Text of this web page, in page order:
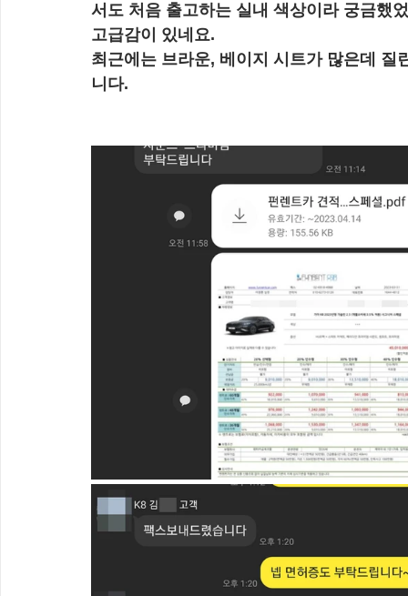
서도 처음 출고하는 실내 색상이라 궁금했
고급감이 있네요.
최근에는 브라운, 베이지 시트가 많은데 질
니다.